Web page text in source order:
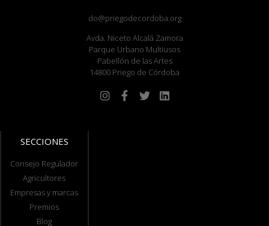
do@priegodecordoba.org
Avda. Niceto Alcalá Zamora
Parque Urbano Multiusos
Pabellón de las Artes
14800 Priego de Córdoba
SECCIONES
Consejo Regulador
Agricultores
Empresas y marcas
Premios
Blog